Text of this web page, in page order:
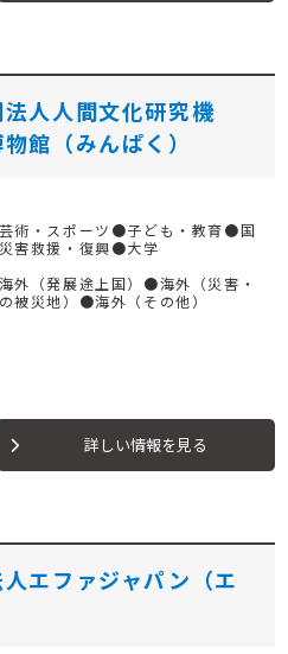
人人間文化研究機
館（みんぱく）
術・スポーツ●子ども・教育●国
害救援・復興●大学
（発展途上国）●海外（災害・
被災地）●海外（その他）
詳しい情報を見る
エファジャパン（エ